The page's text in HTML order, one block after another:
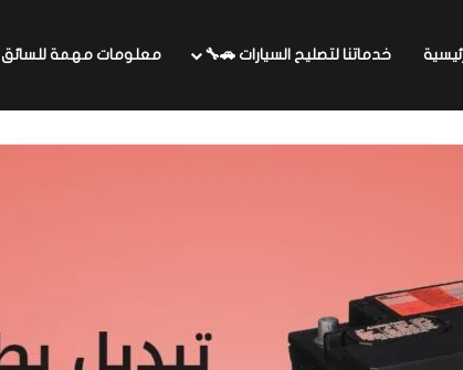
خدماتنا لتصليح السيارات 🚗🔧 معلومات مهمة للسائق